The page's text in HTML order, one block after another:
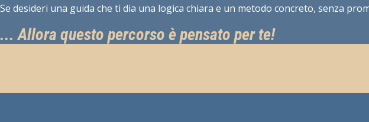
Se desideri una guida che ti dia una logica chiara e un metodo concreto, senza
... Allora questo percorso è pensato per te!